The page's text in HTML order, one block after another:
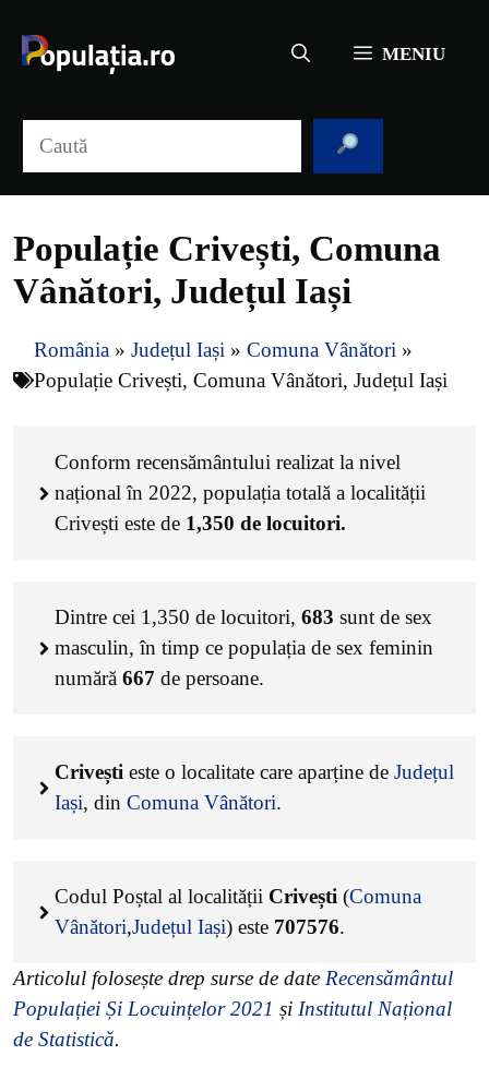
conținut
MENIU
Populație Crivești, Comuna
Vânători, Județul Iași
România » Județul Iași » Comuna Vânători »
Populație Crivești, Comuna Vânători, Județul Iași
Conform recensământului realizat la nivel
național în 2022, populația totală a localității
Crivești este de 1,350 de locuitori.
Dintre cei 1,350 de locuitori, 683 sunt de sex
masculin, în timp ce populația de sex feminin
numără 667 de persoane.
Crivești este o localitate care aparține de Județul
Iași, din Comuna Vânători.
Codul Poștal al localității Crivești (Comuna
Vânători,Județul Iași) este 707576.
Articolul folosește drep surse de date Recensământul
Populației Și Locuințelor 2021 și Institutul Național
de Statistică.